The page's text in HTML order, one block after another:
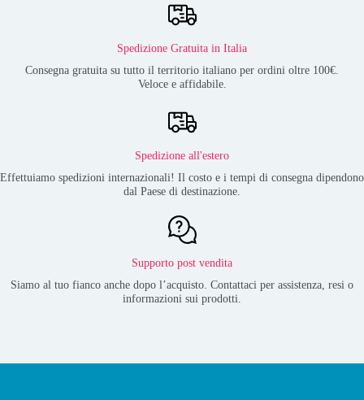
Spedizione Gratuita in Italia
Consegna gratuita su tutto il territorio italiano per ordini oltre 100€.
Veloce e affidabile.
Spedizione all'estero
Effettuiamo spedizioni internazionali! Il costo e i tempi di consegna dipendono
dal Paese di destinazione.
Supporto post vendita
Siamo al tuo fianco anche dopo l’acquisto. Contattaci per assistenza, resi o
informazioni sui prodotti.